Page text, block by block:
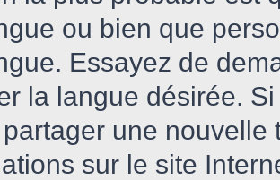
ou bien que
Essayez de
la langue désirée.
une
sur le site